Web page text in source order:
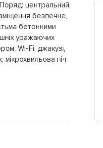
центральний
безпечне,
бетонними
уражаючих
Wi-Fi, джакузі,
піч.